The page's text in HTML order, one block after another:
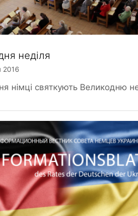
неділя
2016
німці святкують Великодню